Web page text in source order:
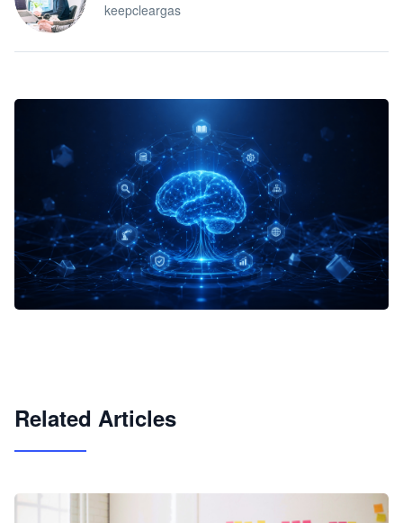
keepcleargas
Related Articles